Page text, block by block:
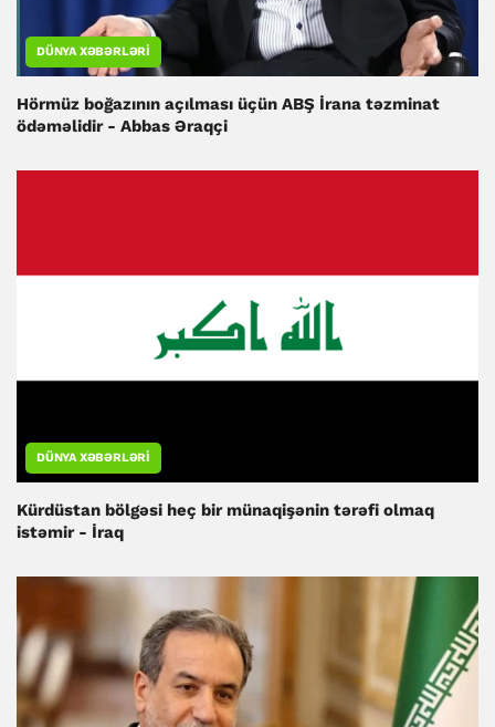
DÜNYA XƏBƏRLƏRI
Hörmüz boğazının açılması üçün ABŞ İrana təzminat
ödəməlidir - Abbas Əraqçi
DÜNYA XƏBƏRLƏRI
Kürdüstan bölgəsi heç bir münaqişənin tərəfi olmaq
istəmir - İraq